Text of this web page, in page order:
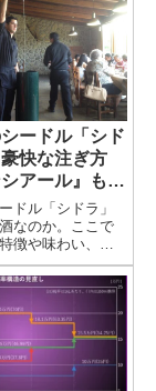
ードル「シド
快な注ぎ方
シアール』も解
ドル「シドラ」
なのか。ここで
徴や味わい、独
スカンシアー
ならではのシー
りやすく解説す